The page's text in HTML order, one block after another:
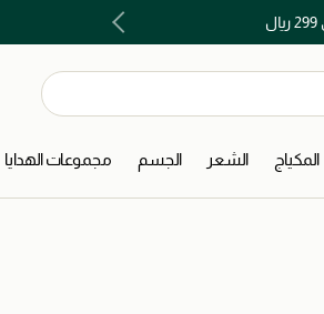
المكياج الشعر الجسم مجموعات الهدايا